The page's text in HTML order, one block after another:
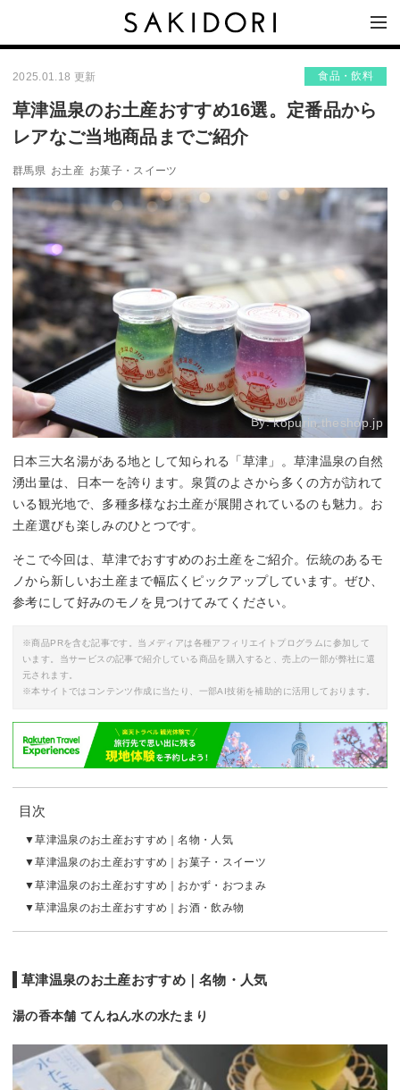
2025.01.18 更新 食品・飲料
草津温泉のお土産おすすめ16選。定番品から
レアなご当地商品までご紹介
群馬県 お土産 お菓子・スイーツ
By:kopurin.theshop.jp
日本三大名湯がある地として知られる「草津」。草津温泉の自然
湧出量は、日本一を誇ります。泉質のよさから多くの方が訪れて
いる観光地で、多種多様なお土産が展開されているのも魅力。お
土産選びも楽しみのひとつです。
そこで今回は、草津でおすすめのお土産をご紹介。伝統のあるモ
ノから新しいお土産まで幅広くピックアップしています。ぜひ、
参考にして好みのモノを見つけてみてください。
※商品PRを含む記事です。当メディアは各種アフィリエイトプログラムに参加して
います。当サービスの記事で紹介している商品を購入すると、売上の一部が弊社に還
元されます。
※本サイトではコンテンツ作成に当たり、一部AI技術を補助的に活用しております。
目次
草津温泉のお土産おすすめ｜名物・人気
草津温泉のお土産おすすめ｜お菓子・スイーツ
草津温泉のお土産おすすめ｜おかず・おつまみ
草津温泉のお土産おすすめ｜お酒・飲み物
草津温泉のお土産おすすめ｜名物・人気
湯の香本舗 てんねん水の水たまり